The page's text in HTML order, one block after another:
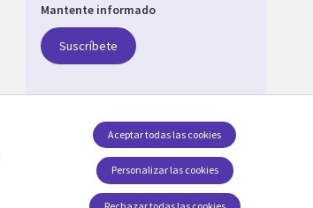
Mantente informado
Suscríbete
Síguenos en
Social Media SPAIN
Personalizar las cookies
Aceptar todas las cookies